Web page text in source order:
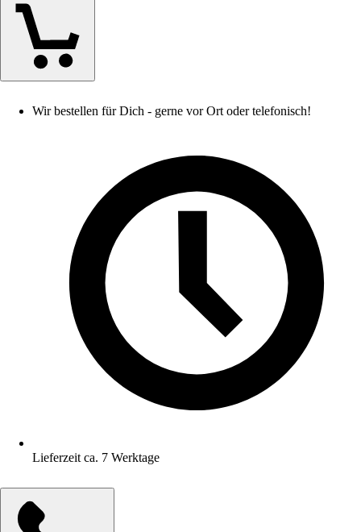
Wir bestellen für Dich - gerne vor Ort oder telefonisch!
Lieferzeit ca. 7 Werktage